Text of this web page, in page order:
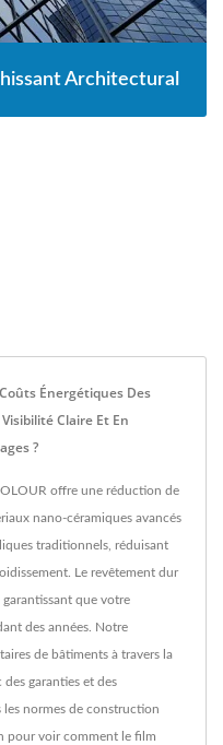
Architectural
Énergétiques Des
Claire Et En
?
offre une réduction de
nano-céramiques avancés
traditionnels, réduisant
Le revêtement dur
que votre
des années. Notre
de bâtiments à travers la
garanties et des
normes de construction
pour voir comment le film